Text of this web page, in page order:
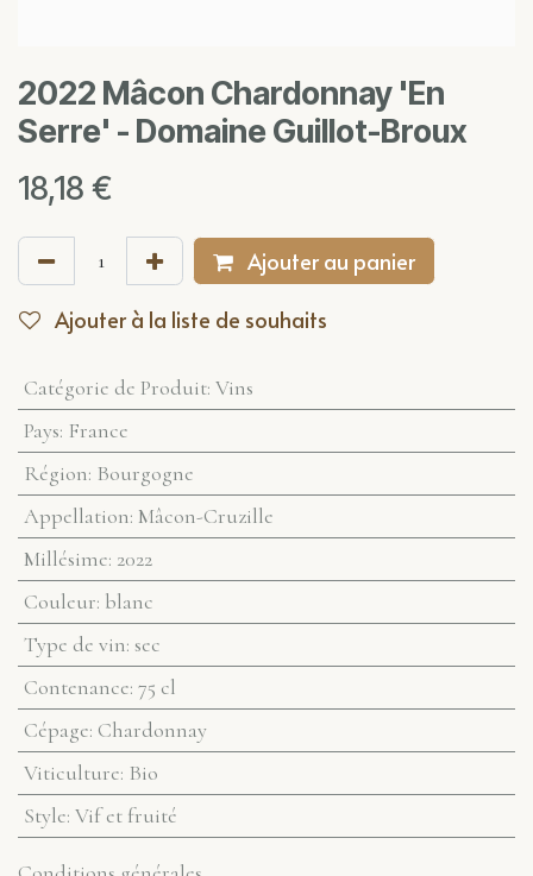
2022 Mâcon Chardonnay 'En
Serre' - Domaine Guillot-Broux
18,18 €
Ajouter au panier
Ajouter à la liste de souhaits
Catégorie de Produit: Vins
Pays: France
Région: Bourgogne
Appellation: Mâcon-Cruzille
Millésime: 2022
Couleur: blanc
Type de vin: sec
Contenance: 75 cl
Cépage: Chardonnay
Viticulture: Bio
Style: Vif et fruité